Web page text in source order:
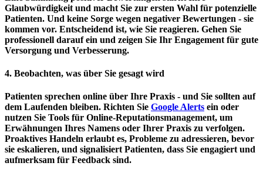
Glaubwürdigkeit und macht Sie zur ersten Wahl für potenzielle
Patienten. Und keine Sorge wegen negativer Bewertungen - sie
kommen vor. Entscheidend ist, wie Sie reagieren. Gehen Sie
professionell darauf ein und zeigen Sie Ihr Engagement für gute
Versorgung und Verbesserung.
4. Beobachten, was über Sie gesagt wird
Patienten sprechen online über Ihre Praxis - und Sie sollten auf
dem Laufenden bleiben. Richten Sie Google Alerts ein oder
nutzen Sie Tools für Online-Reputationsmanagement, um
Erwähnungen Ihres Namens oder Ihrer Praxis zu verfolgen.
Proaktives Handeln erlaubt es, Probleme zu adressieren, bevor
sie eskalieren, und signalisiert Patienten, dass Sie engagiert und
aufmerksam für Feedback sind.